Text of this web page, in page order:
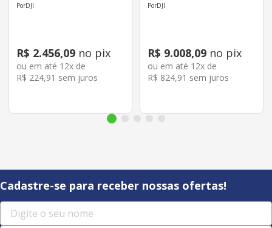
DJI
R$ 2.456,09 no pix
ou em até 12x de
R$ 224,91 sem juros
DJI
R$ 9.008,09 no pix
ou em até 12x de
R$ 824,91 sem juros
Cadastre-se para receber nossas ofertas!